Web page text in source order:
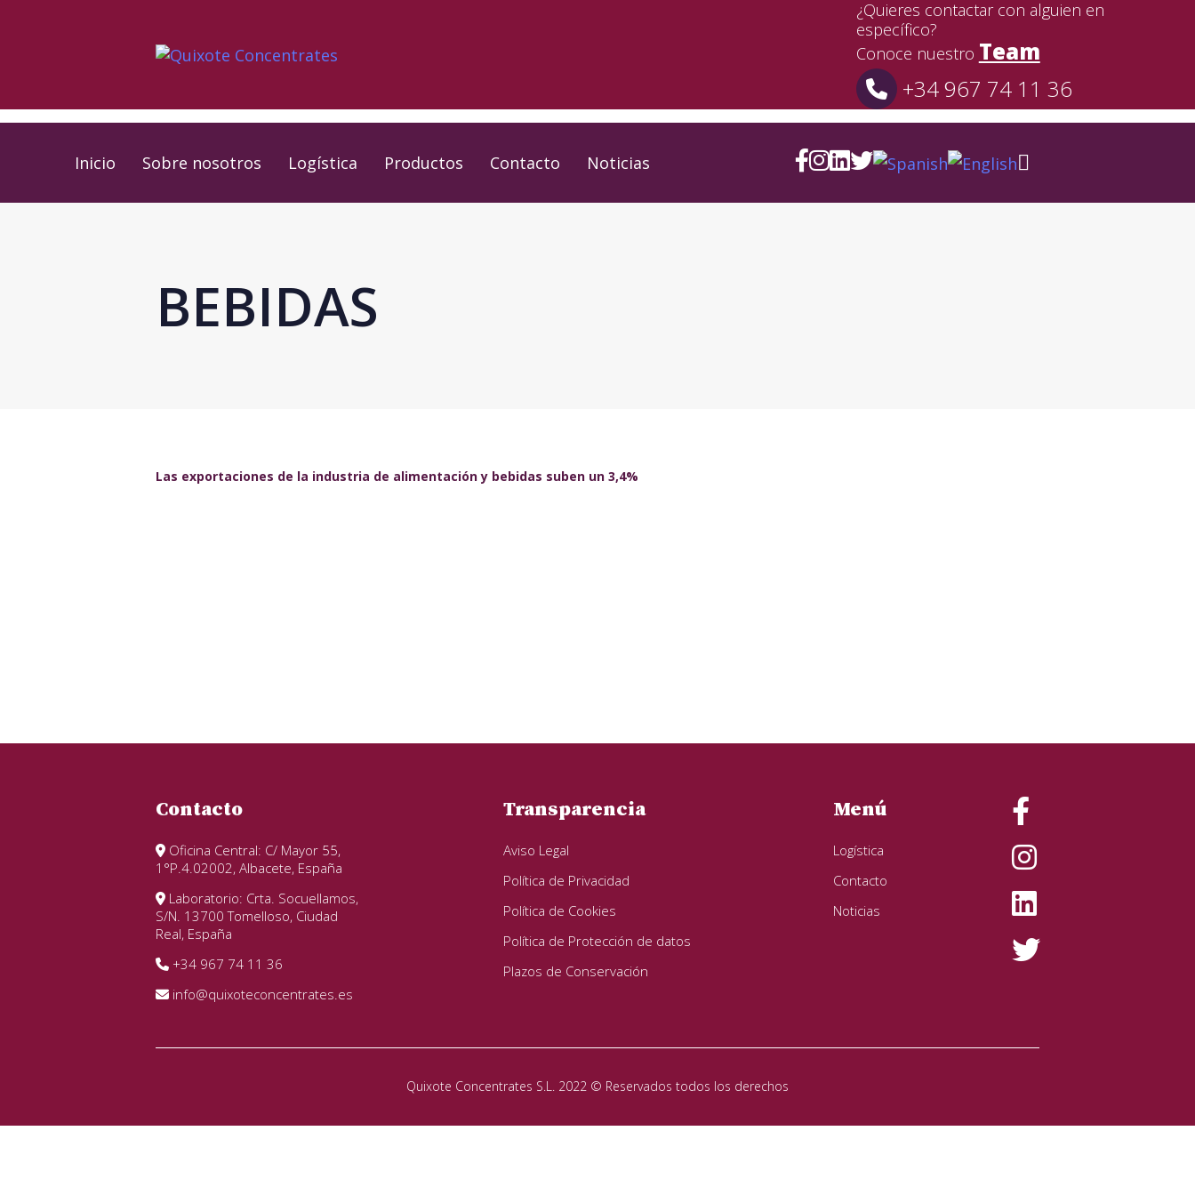
Skip
¿Quieres contactar con alguien en
específico?
Conoce nuestro Team
+34 967 74 11 36
Inicio Sobre nosotros Logística Productos Contacto Noticias
BEBIDAS
Las exportaciones de la industria de alimentación y bebidas suben un 3,4%
Contacto
Oficina Central: C/ Mayor 55,
1°P.4.02002, Albacete, España
Laboratorio: Crta. Socuellamos,
S/N. 13700 Tomelloso, Ciudad
Real, España
+34 967 74 11 36
info@quixoteconcentrates.es
Transparencia
Aviso Legal
Política de Privacidad
Política de Cookies
Política de Protección de datos
Plazos de Conservación
Menú
Logística
Contacto
Noticias
Quixote Concentrates S.L. 2022 © Reservados todos los derechos